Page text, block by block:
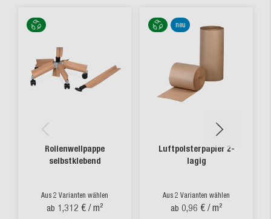
Rollenwellpappe
selbstklebend
Aus 2 Varianten wählen
ab 1,312 € / m²
neu
Luftpolsterpapier 2-
lagig
Aus 2 Varianten wählen
ab 0,96 € / m²